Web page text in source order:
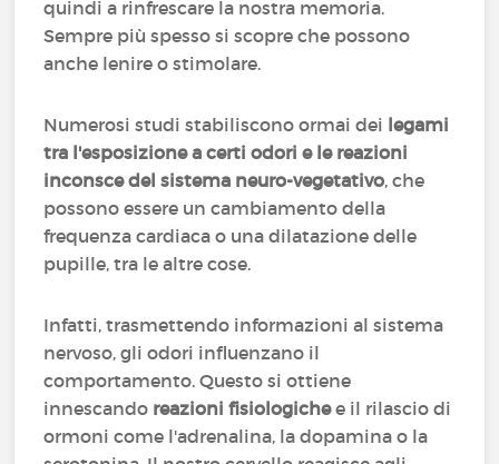
quindi a rinfrescare la nostra memoria.
Sempre più spesso si scopre che possono
anche lenire o stimolare.
Numerosi studi stabiliscono ormai dei legami
tra l'esposizione a certi odori e le reazioni
inconsce del sistema neuro-vegetativo, che
possono essere un cambiamento della
frequenza cardiaca o una dilatazione delle
pupille, tra le altre cose.
Infatti, trasmettendo informazioni al sistema
nervoso, gli odori influenzano il
comportamento. Questo si ottiene
innescando reazioni fisiologichee il rilascio di
ormoni come l'adrenalina, la dopamina o la